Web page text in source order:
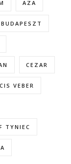
AZA
BUDAPESZT
CEZAR
VEBER
TYNIEC